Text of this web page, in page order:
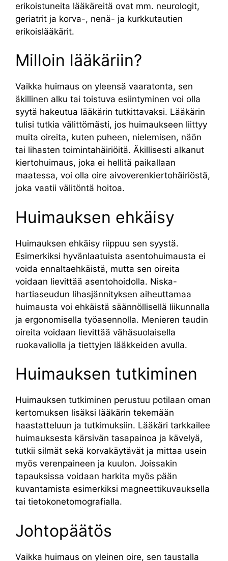
erikoistuneita lääkäreitä ovat mm. neurologit,
geriatrit ja korva-, nenä- ja kurkkutautien
erikoislääkärit.
Milloin lääkäriin?
Vaikka huimaus on yleensä vaaratonta, sen
äkillinen alku tai toistuva esiintyminen voi olla
syytä hakeutua lääkärin tutkittavaksi. Lääkärin
tulisi tutkia välittömästi, jos huimaukseen liittyy
muita oireita, kuten puheen, nielemisen, näön
tai lihasten toimintahäiriöitä. Äkillisesti alkanut
kiertohuimaus, joka ei hellitä paikallaan
maatessa, voi olla oire aivoverenkiertohäiriöstä,
joka vaatii välitöntä hoitoa.
Huimauksen ehkäisy
Huimauksen ehkäisy riippuu sen syystä.
Esimerkiksi hyvänlaatuista asentohuimausta ei
voida ennaltaehkäistä, mutta sen oireita
voidaan lievittää asentohoidolla. Niska-
hartiaseudun lihasjännityksen aiheuttamaa
huimausta voi ehkäistä säännöllisellä liikunnalla
ja ergonomisella työasennolla. Menieren taudin
oireita voidaan lievittää vähäsuolaisella
ruokavaliolla ja tiettyjen lääkkeiden avulla.
Huimauksen tutkiminen
Huimauksen tutkiminen perustuu potilaan oman
kertomuksen lisäksi lääkärin tekemään
haastatteluun ja tutkimuksiin. Lääkäri tarkkailee
huimauksesta kärsivän tasapainoa ja kävelyä,
tutkii silmät sekä korvakäytävät ja mittaa usein
myös verenpaineen ja kuulon. Joissakin
tapauksissa voidaan harkita myös pään
kuvantamista esimerkiksi magneettikuvauksella
tai tietokonetomografialla.
Johtopäätös
Vaikka huimaus on yleinen oire, sen taustalla